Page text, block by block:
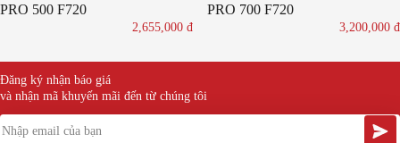
PRO 500 F720
2,655,000 đ
PRO 700 F720
3,200,000 đ
Đăng ký nhận báo giá
và nhận mã khuyến mãi đến từ chúng tôi